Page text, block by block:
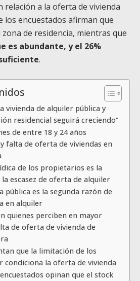
relación a la oferta de vivienda
los encuestados afirman que
zona de residencia, mientras que
es abundante, y el 26%
.
vivienda de alquiler pública y
residencial seguirá creciendo”
de entre 18 y 24 años
falta de oferta de viviendas en
de los propietarios es la
escasez de oferta de alquiler
pública es la segunda razón de
en alquiler
quienes perciben en mayor
de oferta de vivienda de
que la limitación de los
condiciona la oferta de vivienda
opinan que el stock